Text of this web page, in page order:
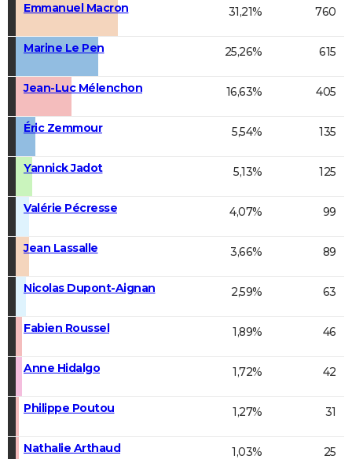
Emmanuel Macron
31,21% 760
Marine Le Pen 25,26% 615
Jean-Luc Mélenchon 16,63% 405
Éric Zemmour 5,54% 135
Yannick Jadot 5,13% 125
Valérie Pécresse 4,07% 99
Jean Lassalle 3,66% 89
Nicolas Dupont-Aignan 2,59% 63
Fabien Roussel 1,89% 46
Anne Hidalgo 1,72% 42
Philippe Poutou 1,27% 31
Nathalie Arthaud 1,03% 25